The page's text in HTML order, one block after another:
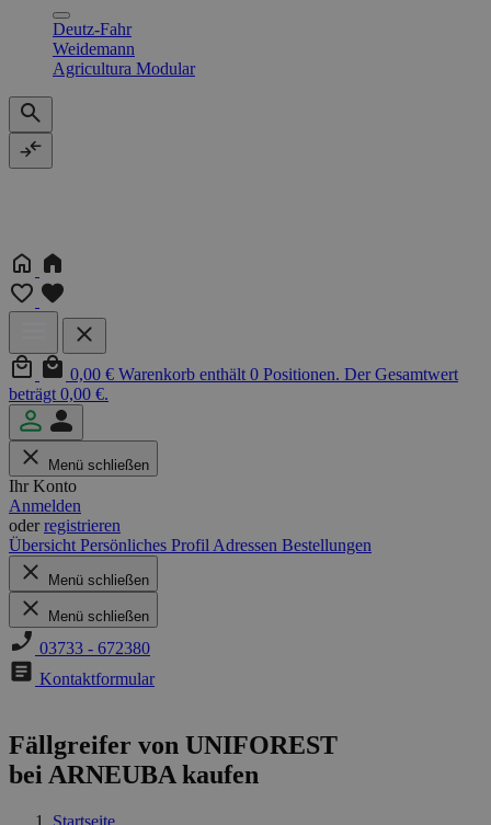
Deutz-Fahr
Weidemann
Agricultura Modular
0,00 € Warenkorb enthält 0 Positionen. Der Gesamtwert
beträgt 0,00 €.
Menü schließen
Ihr Konto
Anmelden
oderregistrieren
Übersicht Persönliches Profil Adressen Bestellungen
Menü schließen
Menü schließen
03733 - 672380
Kontaktformular
Fällgreifer von UNIFOREST
bei ARNEUBA kaufen
Startseite